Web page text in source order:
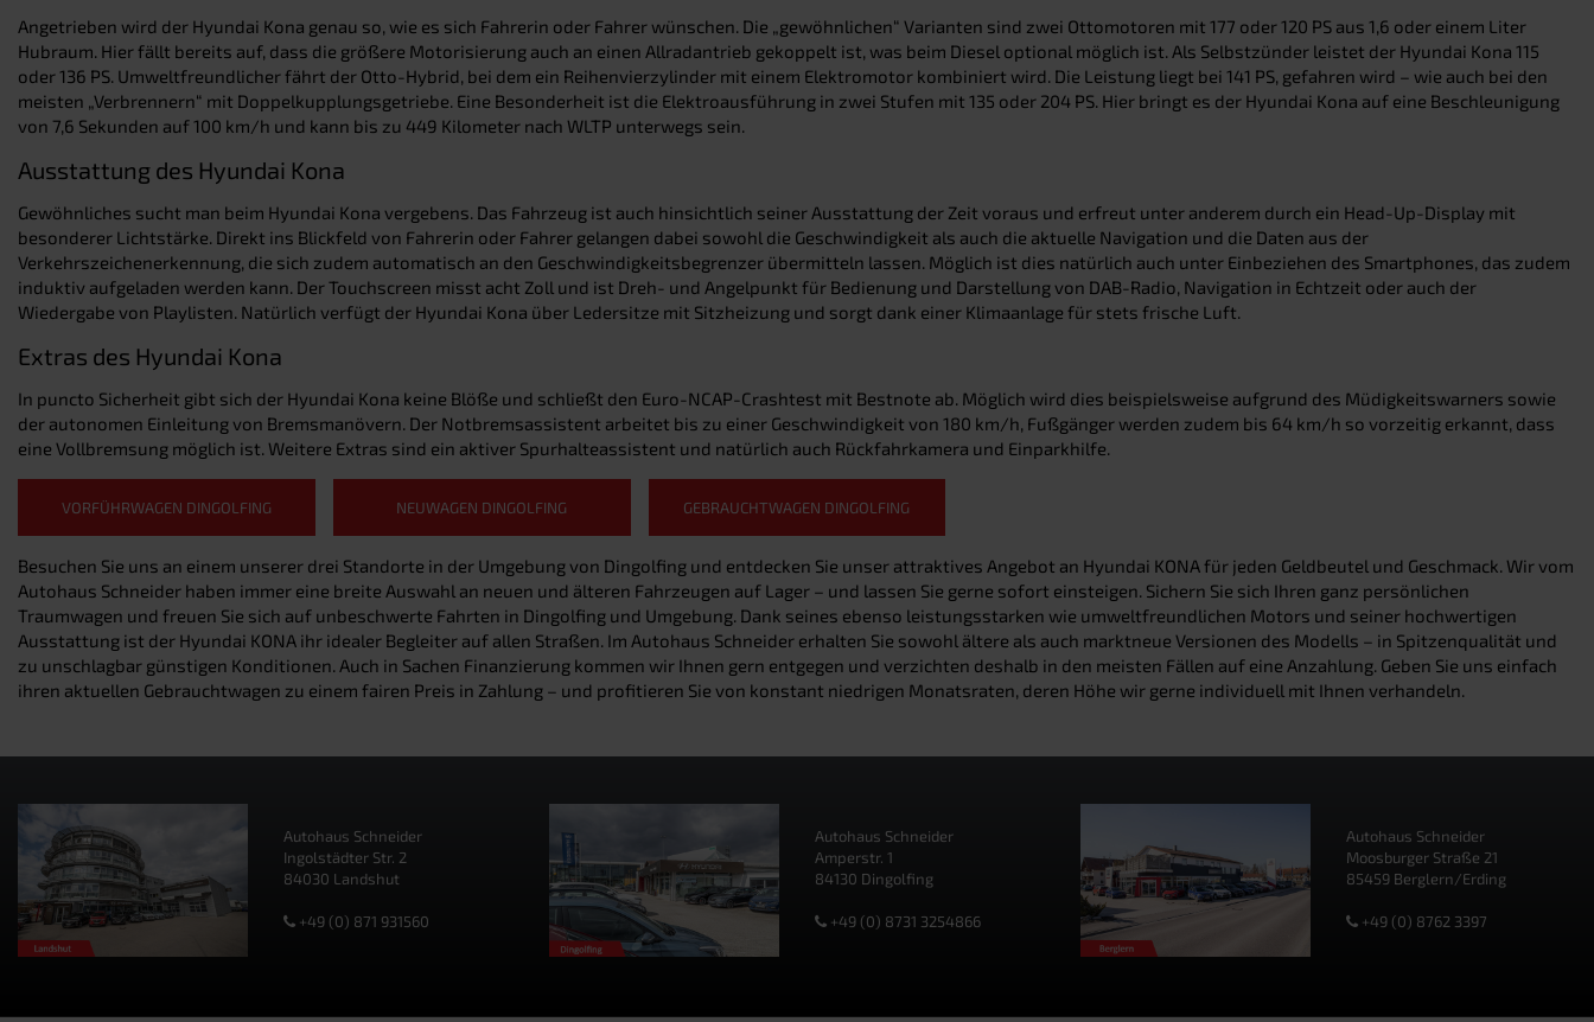
Angetrieben wird der Hyundai Kona genau so, wie es sich Fahrerin oder Fahrer wünschen. Die „gewöhnlichen“ Varianten sind zwei Ottomotoren mit 177 oder 120 PS aus 1,6 oder einem Liter
Hubraum. Hier fällt bereits auf, dass die größere Motorisierung auch an einen Allradantrieb gekoppelt ist, was beim Diesel optional möglich ist. Als Selbstzünder leistet der Hyundai Kona 115
oder 136 PS. Umweltfreundlicher fährt der Otto-Hybrid, bei dem ein Reihenvierzylinder mit einem Elektromotor kombiniert wird. Die Leistung liegt bei 141 PS, gefahren wird – wie auch bei den
meisten „Verbrennern“ mit Doppelkupplungsgetriebe. Eine Besonderheit ist die Elektroausführung in zwei Stufen mit 135 oder 204 PS. Hier bringt es der Hyundai Kona auf eine Beschleunigung
von 7,6 Sekunden auf 100 km/h und kann bis zu 449 Kilometer nach WLTP unterwegs sein.
Ausstattung des Hyundai Kona
Gewöhnliches sucht man beim Hyundai Kona vergebens. Das Fahrzeug ist auch hinsichtlich seiner Ausstattung der Zeit voraus und erfreut unter anderem durch ein Head-Up-Display mit
besonderer Lichtstärke. Direkt ins Blickfeld von Fahrerin oder Fahrer gelangen dabei sowohl die Geschwindigkeit als auch die aktuelle Navigation und die Daten aus der
Verkehrszeichenerkennung, die sich zudem automatisch an den Geschwindigkeitsbegrenzer übermitteln lassen. Möglich ist dies natürlich auch unter Einbeziehen des Smartphones, das zudem
induktiv aufgeladen werden kann. Der Touchscreen misst acht Zoll und ist Dreh- und Angelpunkt für Bedienung und Darstellung von DAB-Radio, Navigation in Echtzeit oder auch der
Wiedergabe von Playlisten. Natürlich verfügt der Hyundai Kona über Ledersitze mit Sitzheizung und sorgt dank einer Klimaanlage für stets frische Luft.
Extras des Hyundai Kona
In puncto Sicherheit gibt sich der Hyundai Kona keine Blöße und schließt den Euro-NCAP-Crashtest mit Bestnote ab. Möglich wird dies beispielsweise aufgrund des Müdigkeitswarners sowie
der autonomen Einleitung von Bremsmanövern. Der Notbremsassistent arbeitet bis zu einer Geschwindigkeit von 180 km/h, Fußgänger werden zudem bis 64 km/h so vorzeitig erkannt, dass
eine Vollbremsung möglich ist. Weitere Extras sind ein aktiver Spurhalteassistent und natürlich auch Rückfahrkamera und Einparkhilfe.
VORFÜHRWAGEN DINGOLFING NEUWAGEN DINGOLFING GEBRAUCHTWAGEN DINGOLFING
Besuchen Sie uns an einem unserer drei Standorte in der Umgebung von Dingolfing und entdecken Sie unser attraktives Angebot an Hyundai KONA für jeden Geldbeutel und Geschmack. Wir vom
Autohaus Schneider haben immer eine breite Auswahl an neuen und älteren Fahrzeugen auf Lager – und lassen Sie gerne sofort einsteigen. Sichern Sie sich Ihren ganz persönlichen
Traumwagen und freuen Sie sich auf unbeschwerte Fahrten in Dingolfing und Umgebung. Dank seines ebenso leistungsstarken wie umweltfreundlichen Motors und seiner hochwertigen
Ausstattung ist der Hyundai KONA ihr idealer Begleiter auf allen Straßen. Im Autohaus Schneider erhalten Sie sowohl ältere als auch marktneue Versionen des Modells – in Spitzenqualität und
zu unschlagbar günstigen Konditionen. Auch in Sachen Finanzierung kommen wir Ihnen gern entgegen und verzichten deshalb in den meisten Fällen auf eine Anzahlung. Geben Sie uns einfach
ihren aktuellen Gebrauchtwagen zu einem fairen Preis in Zahlung – und profitieren Sie von konstant niedrigen Monatsraten, deren Höhe wir gerne individuell mit Ihnen verhandeln.
Autohaus Schneider
Ingolstädter Str. 2
84030 Landshut
+49 (0) 871 931560
Autohaus Schneider
Amperstr. 1
84130 Dingolfing
+49 (0) 8731 3254866
Autohaus Schneider
Moosburger Straße 21
85459 Berglern/Erding
+49 (0) 8762 3397